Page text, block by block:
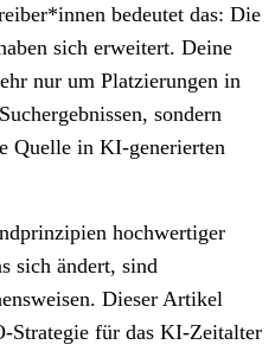
bedeutet das: Die
sich erweitert. Deine
nur um Platzierungen in
sondern
Quelle in KI-generierten
hochwertiger
sich ändert, sind
Dieser Artikel
Strategie für das KI-Zeitalter